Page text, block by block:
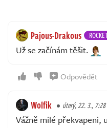
Pajous-Drakous
Už se začínám těšit.
Odpovědět
Wolfik úterý, 22. 3., 7:28
Vážně milé překvapeni,